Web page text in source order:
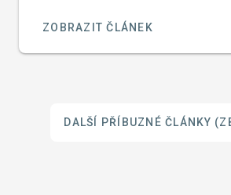
ZOBRAZIT ČLÁNEK
DALŠÍ PŘÍBUZNÉ ČLÁNKY